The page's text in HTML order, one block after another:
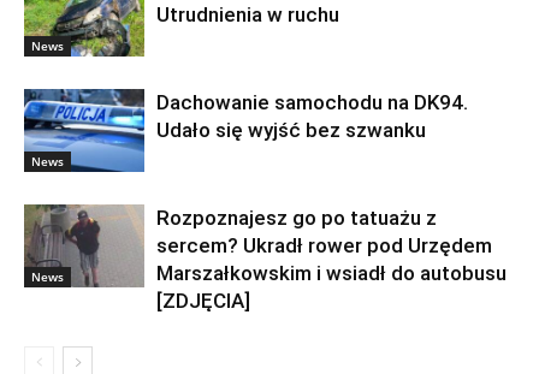
News
Utrudnienia w ruchu
News
Dachowanie samochodu na DK94.
Udało się wyjść bez szwanku
News
Rozpoznajesz go po tatuażu z
sercem? Ukradł rower pod Urzędem
Marszałkowskim i wsiadł do autobusu
[ZDJĘCIA]